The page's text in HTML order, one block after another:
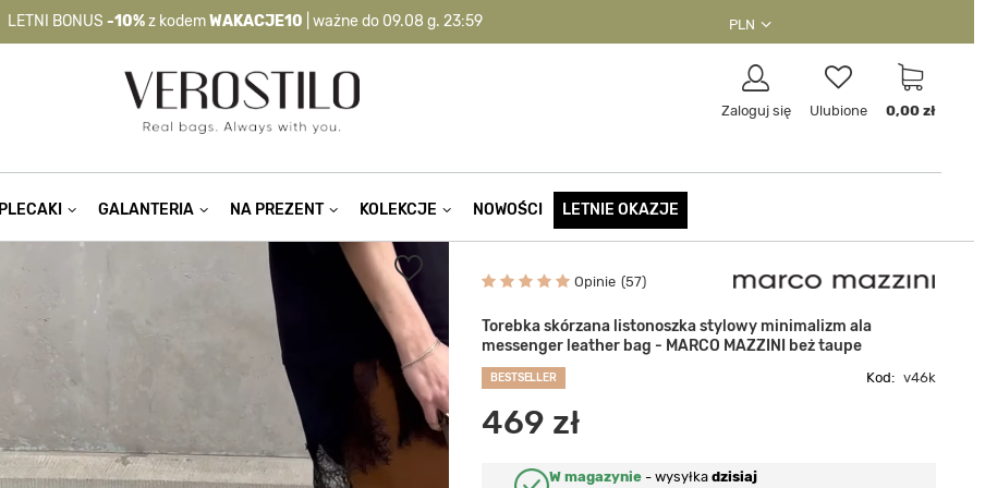
LETNI BONUS -10%z kodemWAKACJE10 | ważne do 09.08 g. 23:59
WAKACJE10 | nie dotyczy produktów z flagą OKAZJA >
PLN
Zaloguj się Ulubione 0,00 zł
PLECAKI GALANTERIA NA PREZENT KOLEKCJE NOWOŚCI LETNIE OKAZJE
Opinie 57
Torebka skórzana listonoszka stylowy minimalizm ala
messenger leather bag - MARCO MAZZINI beż taupe
BESTSELLER Kod: v46k
469 zł
W magazynie -wysyłkadzisiaj